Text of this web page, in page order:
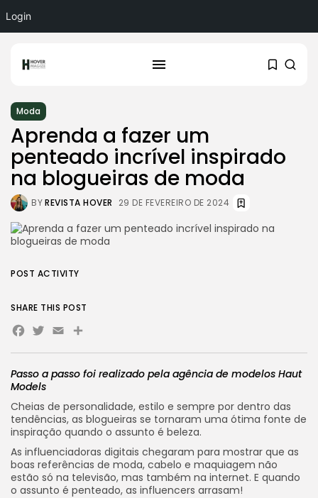
Login
Moda
Aprenda a fazer um
penteado incrível inspirado
na blogueiras de moda
BYREVISTA HOVER 29 DE FEVEREIRO DE 2024
Passo a passo foi realizado pela agência de modelos Haut
Models
Cheias de personalidade, estilo e sempre por dentro das
tendências, as blogueiras se tornaram uma ótima fonte de
inspiração quando o assunto é beleza.
As influenciadoras digitais chegaram para mostrar que as
boas referências de moda, cabelo e maquiagem não
estão só na televisão, mas também na internet. E quando
o assunto é penteado, as influencers arrasam!
POST ACTIVITY
SHARE THIS POST
Facebook
Twitter
EmailShare